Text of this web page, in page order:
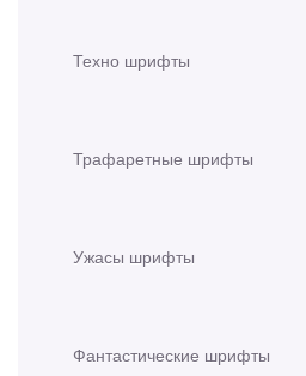
Техно шрифты
Трафаретные шрифты
Ужасы шрифты
Фантастические шрифты